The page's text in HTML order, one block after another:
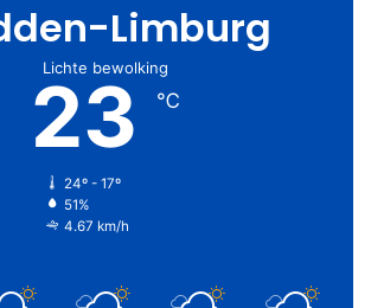
Limburg
Lichte bewolking
23 ℃
24º - 17º
51%
4.67 km/h